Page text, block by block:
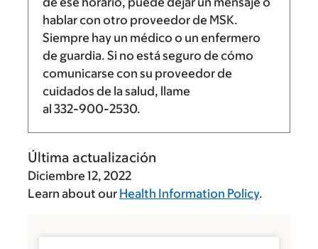
hablar con otro proveedor de MSK.
Siempre hay un médico o un enfermero
de guardia. Si no está seguro de cómo
comunicarse con su proveedor de
cuidados de la salud, llame
al 332-900-2530.
Última actualización
Diciembre 12, 2022
Learn about our Health Information Policy.